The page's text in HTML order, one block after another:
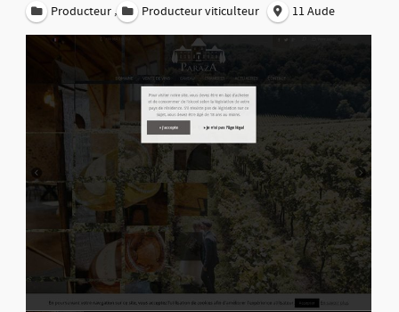
Producteur , Producteur viticulteur 11 Aude